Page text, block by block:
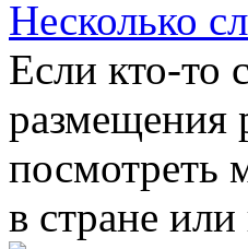
Несколько
Если кто-то
размещения
посмотреть
в стране